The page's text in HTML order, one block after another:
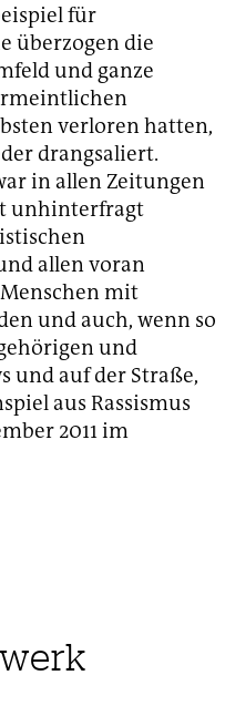
für
überzogen die
und ganze
verloren hatten,
drangsaliert.
in allen Zeitungen
unhinterfragt
allen voran
mit
und auch, wenn so
und
und auf der Straße,
aus Rassismus
2011 im